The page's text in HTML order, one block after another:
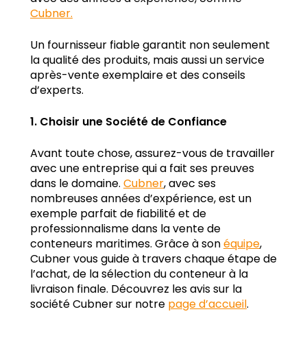
Cubner.
Un fournisseur fiable garantit non seulement
la qualité des produits, mais aussi un service
après-vente exemplaire et des conseils
d’experts.
1. Choisir une Société de Confiance
Avant toute chose, assurez-vous de travailler
avec une entreprise qui a fait ses preuves
dans le domaine.Cubner, avec ses
nombreuses années d’expérience, est un
exemple parfait de fiabilité et de
professionnalisme dans la vente de
conteneurs maritimes. Grâce à sonéquipe,
Cubner vous guide à travers chaque étape de
l’achat, de la sélection du conteneur à la
livraison finale. Découvrez les avis sur la
société Cubner sur notrepage d’accueil.